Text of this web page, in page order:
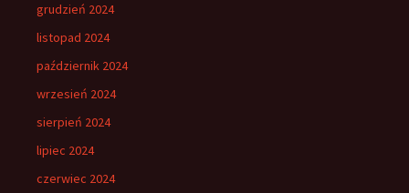
grudzień 2024
listopad 2024
październik 2024
wrzesień 2024
sierpień 2024
lipiec 2024
czerwiec 2024